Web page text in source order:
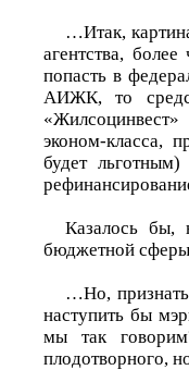
…Итак,
агентства,
попасть в
АИЖК, то
эконом-класса,
будет
Казалось бы,
бюджетной
…Но,
наступить бы
мы так
плодотворного,